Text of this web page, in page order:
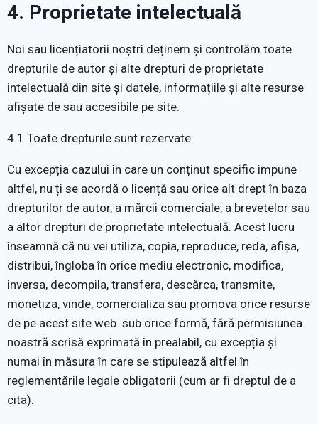
4. Proprietate intelectuală
Noi sau licențiatorii noștri deținem și controlăm toate
drepturile de autor și alte drepturi de proprietate
intelectuală din site și datele, informațiile și alte resurse
afișate de sau accesibile pe site.
4.1 Toate drepturile sunt rezervate
Cu excepția cazului în care un conținut specific impune
altfel, nu ți se acordă o licență sau orice alt drept în baza
drepturilor de autor, a mărcii comerciale, a brevetelor sau
a altor drepturi de proprietate intelectuală. Acest lucru
înseamnă că nu vei utiliza, copia, reproduce, reda, afișa,
distribui, îngloba în orice mediu electronic, modifica,
inversa, decompila, transfera, descărca, transmite,
monetiza, vinde, comercializa sau promova orice resurse
de pe acest site web. sub orice formă, fără permisiunea
noastră scrisă exprimată în prealabil, cu excepția și
numai în măsura în care se stipulează altfel în
reglementările legale obligatorii (cum ar fi dreptul de a
cita).